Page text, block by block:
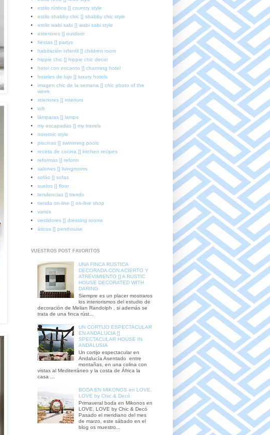
estilo rústico [] country style
estilo shabby chic [] shabby chic style
estilo wabi sabi [] wabi sabi style
exteriores [] outdoor
fiestas [] partys
habitación infantil [] children room
hippie chic [] hippie chic decor
hotel con encanto [] charming hotel
hoteles de lujo [] luxury hotels
imagen chic de la semana [] chic photo of the
week
interiores [] interiors
loft
lámparas [] lamps
my escapadas [] my travels
noretnic style
piscinas [] swimming pools
receta de cocina [] kitchen recipes
reformas [] reform
salones [] livingrooms
sofás [] sofas
suelos [] floor
tendencias [] trends
tienda on-line [] on-line shop
varios
vestidores [] dressing rooms
áticos [] penthouse
VUESTROS POST FAVORITOS
UNA FINCA RUSTICA
DECORADA CON ACIERTO Y
ATREVIMIENTO [] A RUSTIC
HOUSE DECORATED WITH
DARING
Siempre es un placer mostraros
los interiorismos del estudio de
decoración de Melian Randolph , si además se
trata de una finca rúst...
UN CORTIJO ESPECTACULAR
EN ANDALUCIA []
SPECTACULAR HOUSE IN
ANDALUSIA
Un cortijo espectacular en
Andalucía Asentado entre
montañas, en una colina con
vistas al Mediterráneo y la costa de África la
casa ...
BODA EN MIKONOS en LOVE,
LOVE by Chic & Decó
Primaveral boda en Mikonos en
LOVE, LOVE by Chic & Decó
Pasado el meridiano del mes
de marzo, este sábado en el
blog os muestro...